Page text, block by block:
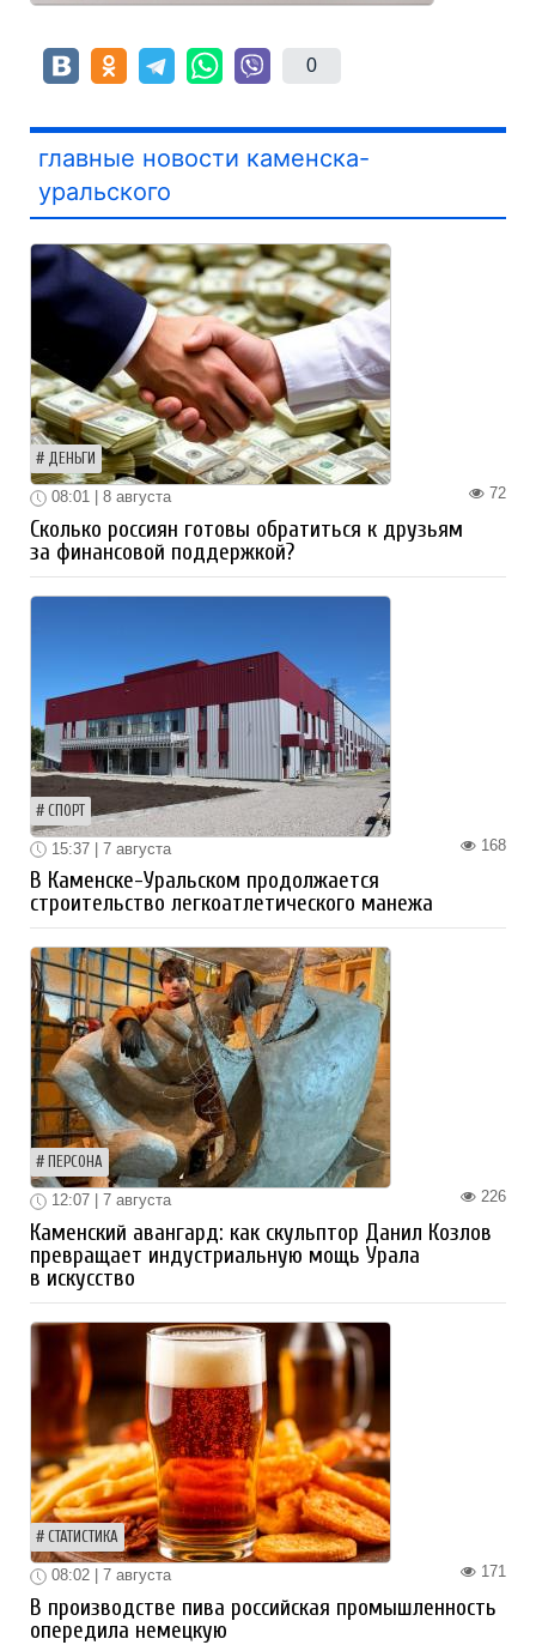
0
главные новости каменска-
уральского
ДЕНЬГИ
72
08:01 | 8 августа
Сколько россиян готовы обратиться к друзьям
за финансовой поддержкой?
СПОРТ
168
15:37 | 7 августа
В Каменске-Уральском продолжается
строительство легкоатлетического манежа
ПЕРСОНА
226
12:07 | 7 августа
Каменский авангард: как скульптор Данил Козлов
превращает индустриальную мощь Урала
в искусство
СТАТИСТИКА
171
08:02 | 7 августа
В производстве пива российская промышленность
опередила немецкую